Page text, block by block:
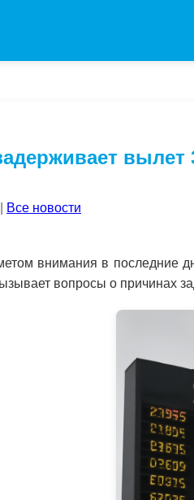
вылет
Все новости
внимания в последние
вопросы о причинах